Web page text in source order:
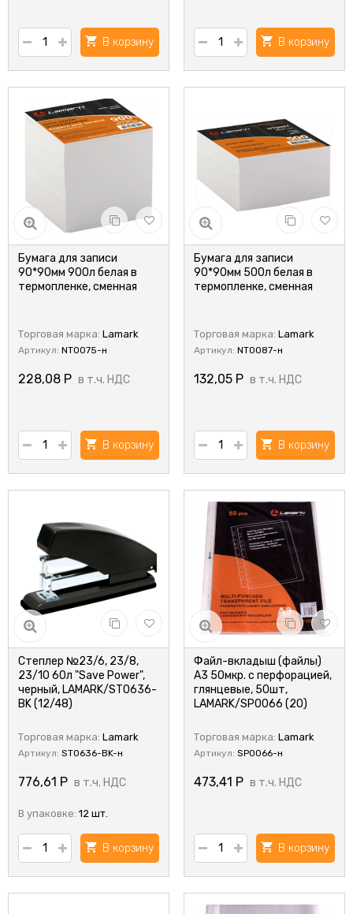
В корзину В корзину
Бумага для записи
90*90мм 900л белая в
термопленке, сменная
Торговая марка: Lamark
Артикул: NT0075-н
228,08 Р в т.ч. НДС
В корзину
Бумага для записи
90*90мм 500л белая в
термопленке, сменная
Торговая марка: Lamark
Артикул: NT0087-н
132,05 Р в т.ч. НДС
В корзину
Степлер №23/6, 23/8,
23/10 60л "Save Power",
черный, LAMARK/ST0636-
BK (12/48)
Торговая марка: Lamark
Артикул: ST0636-BK-н
776,61 Р в т.ч. НДС
В упаковке: 12 шт.
В корзину
Файл-вкладыш (файлы)
А3 50мкр. с перфорацией,
глянцевые, 50шт,
LAMARK/SP0066 (20)
Торговая марка: Lamark
Артикул: SP0066-н
473,41 Р в т.ч. НДС
В корзину